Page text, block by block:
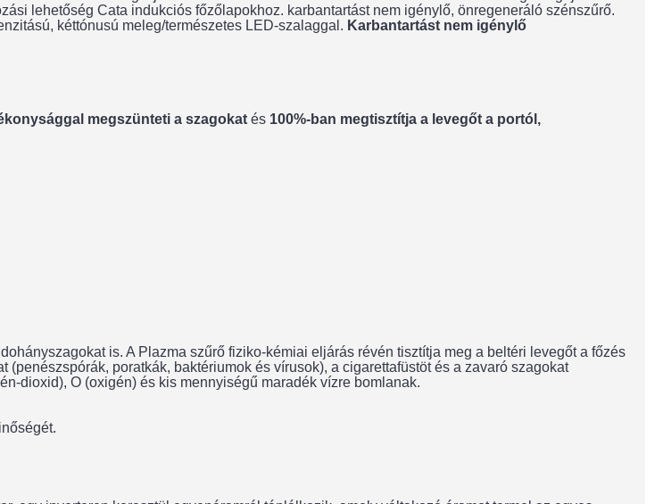
lehetőség Cata indukciós főzőlapokhoz. karbantartást nem igénylő, önregeneráló szénszűrő.
kéttónusú meleg/természetes LED-szalaggal. Karbantartást nem igénylő
megszünteti a szagokat és 100%-ban megtisztítja a levegőt a portól,
is. A Plazma szűrő fiziko-kémiai eljárás révén tisztítja meg a beltéri levegőt a főzés
poratkák, baktériumok és vírusok), a cigarettafüstöt és a zavaró szagokat
dioxid), O (oxigén) és kis mennyiségű maradék vízre bomlanak.